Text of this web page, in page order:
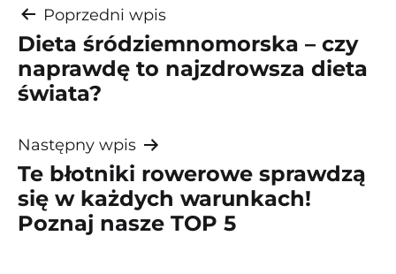
Nawigacja
wpisu
Poprzedni wpis
Dieta śródziemnomorska – czy
naprawdę to najzdrowsza dieta
świata?
Następny wpis
Te błotniki rowerowe sprawdzą
się w każdych warunkach!
Poznaj nasze TOP 5